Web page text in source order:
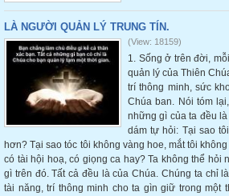
LÀ NGƯỜI QUẢN LÝ TRUNG TÍN.
(View: 18159)
1. Sống ở trên đời,
quản lý của Thiên
trí thông minh, sức
Chúa ban. Nói tóm
những gì của ta đều
dám tự hỏi: Tại sao
hơn? Tại sao tóc tôi không vàng hoe, mắt tôi
có tài hội hoạ, có giọng ca hay? Ta không thể hỏi
gì trên đó. Tất cả đều là của Chúa. Chúng ta chỉ
tài năng, trí thông minh cho ta gìn giữ trong một